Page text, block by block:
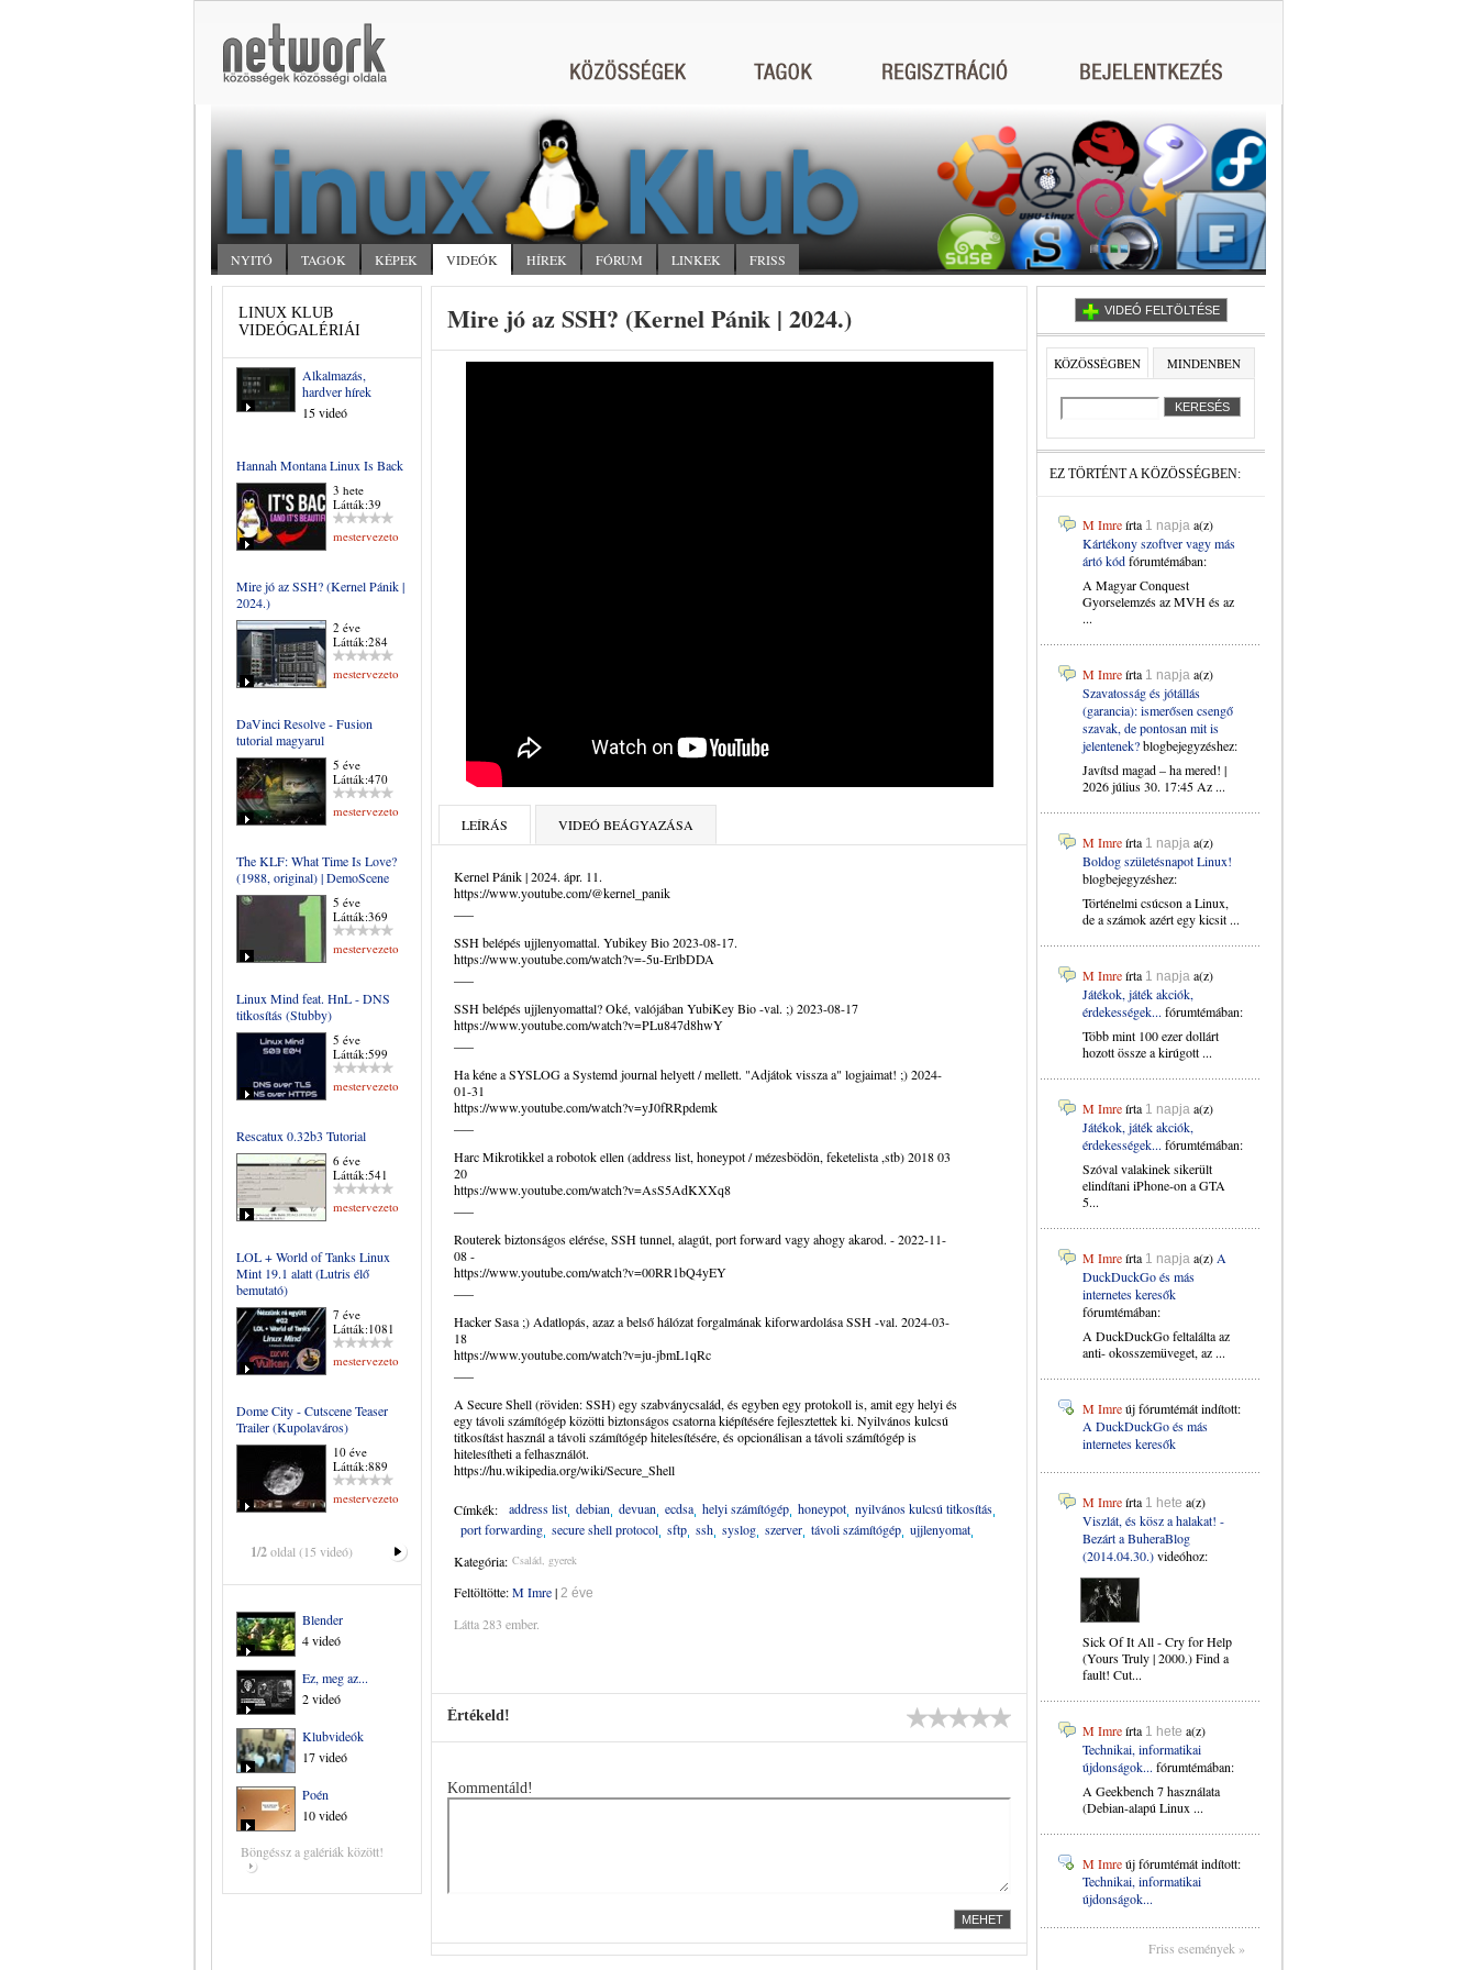
NYITÓ TAGOK KÉPEK VIDEÓK HÍREK FÓRUM LINKEK FRISS
LINUX KLUB
VIDEÓGALÉRIÁI
Alkalmazás,
hardver hírek
15 videó
Hannah Montana Linux Is Back
3 hete
Látták:39
mestervezeto
Mire jó az SSH? (Kernel Pánik |
2024.)
2 éve
Látták:284
mestervezeto
DaVinci Resolve - Fusion
tutorial magyarul
5 éve
Látták:470
mestervezeto
The KLF: What Time Is Love?
(1988, original) | DemoScene
5 éve
Látták:369
mestervezeto
Linux Mind feat. HnL - DNS
titkosítás (Stubby)
5 éve
Látták:599
mestervezeto
Rescatux 0.32b3 Tutorial
6 éve
Látták:541
mestervezeto
LOL + World of Tanks Linux
Mint 19.1 alatt (Lutris élő
bemutató)
7 éve
Látták:1081
mestervezeto
Dome City - Cutscene Teaser
Trailer (Kupolaváros)
10 éve
Látták:889
mestervezeto
1/2oldal (15 videó)
Blender
4 videó
Ez, meg az...
2 videó
Klubvideók
17 videó
Poén
10 videó
Böngéssz a galériák között!
Mire jó az SSH? (Kernel Pánik | 2024.)
LEÍRÁS VIDEÓ BEÁGYAZÁSA
Kernel Pánik | 2024. ápr. 11.
https://www.youtube.com/@kernel_panik
SSH belépés ujjlenyomattal. Yubikey Bio 2023-08-17.
https://www.youtube.com/watch?v=-5u-ErlbDDA
SSH belépés ujjlenyomattal? Oké, valójában YubiKey Bio -val. ;) 2023-08-17
https://www.youtube.com/watch?v=PLu847d8hwY
Ha kéne a SYSLOG a Systemd journal helyett / mellett. "Adjátok vissza a" logjaimat! ;) 2024-
01-31
https://www.youtube.com/watch?v=yJ0fRRpdemk
Harc Mikrotikkel a robotok ellen (address list, honeypot / mézesbödön, feketelista ,stb) 2018 03
20
https://www.youtube.com/watch?v=AsS5AdKXXq8
Routerek biztonságos elérése, SSH tunnel, alagút, port forward vagy ahogy akarod. - 2022-11-
08 -
https://www.youtube.com/watch?v=00RR1bQ4yEY
Hacker Sasa ;) Adatlopás, azaz a belső hálózat forgalmának kiforwardolása SSH -val. 2024-03-
18
https://www.youtube.com/watch?v=ju-jbmL1qRc
A Secure Shell (röviden: SSH) egy szabványcsalád, és egyben egy protokoll is, amit egy helyi és
egy távoli számítógép közötti biztonságos csatorna kiépítésére fejlesztettek ki. Nyilvános kulcsú
titkosítást használ a távoli számítógép hitelesítésére, és opcionálisan a távoli számítógép is
hitelesítheti a felhasználót.
https://hu.wikipedia.org/wiki/Secure_Shell
Címkék: address list debian devuan ecdsa helyi számítógép honeypot nyilvános kulcsú titkosítás
port forwarding secure shell protocol sftp ssh syslog szerver távoli számítógép ujjlenyomat
Kategória: Család, gyerek
Feltöltötte:M Imre| 2 éve
Látta 283 ember.
Értékeld!
Kommentáld!
VIDEÓ FELTÖLTÉSE
KÖZÖSSÉGBEN MINDENBEN
EZ TÖRTÉNT A KÖZÖSSÉGBEN:
M Imreírta 1 napja a(z)
Kártékony szoftver vagy más
ártó kódfórumtémában:
A Magyar Conquest
Gyorselemzés az MVH és az
...
M Imreírta 1 napja a(z)
Szavatosság és jótállás
(garancia): ismerősen csengő
szavak, de pontosan mit is
jelentenek?blogbejegyzéshez:
Javítsd magad – ha mered! |
2026 július 30. 17:45 Az ...
M Imreírta 1 napja a(z)
Boldog születésnapot Linux!
blogbejegyzéshez:
Történelmi csúcson a Linux,
de a számok azért egy kicsit ...
M Imreírta 1 napja a(z)
Játékok, játék akciók,
érdekességek... fórumtémában:
Több mint 100 ezer dollárt
hozott össze a kirúgott ...
M Imreírta 1 napja a(z)
Játékok, játék akciók,
érdekességek... fórumtémában:
Szóval valakinek sikerült
elindítani iPhone-on a GTA
5...
M Imreírta 1 napja a(z) A
DuckDuckGo és más
internetes keresők
fórumtémában:
A DuckDuckGo feltalálta az
anti- okosszemüveget, az ...
M Imreúj fórumtémát indított:
A DuckDuckGo és más
internetes keresők
M Imreírta 1 hete a(z)
Viszlát, és kösz a halakat! -
Bezárt a BuheraBlog
(2014.04.30.)videóhoz:
Sick Of It All - Cry for Help
(Yours Truly | 2000.) Find a
fault! Cut...
M Imreírta 1 hete a(z)
Technikai, informatikai
újdonságok... fórumtémában:
A Geekbench 7 használata
(Debian-alapú Linux ...
M Imreúj fórumtémát indított:
Technikai, informatikai
újdonságok...
Friss események »